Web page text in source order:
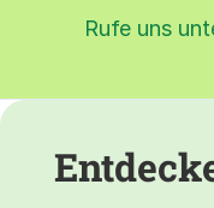
Rufe uns